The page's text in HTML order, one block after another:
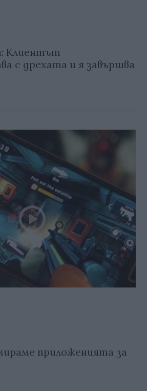
Клиентът
с дрехата и я завършва
приложенията за